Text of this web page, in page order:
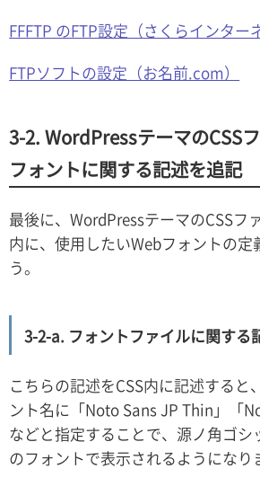
FFFTP のFTP設定（さくらインター
FTPソフトの設定（お名前.com）
3-2. WordPressテーマのCSS
フォントに関する記述を追記
最後に、WordPressテーマのCSSフ
内に、使用したいWebフォントの定
う。
3-2-a. フォントファイルに関する
こちらの記述をCSS内に記述すると、
ント名に「Noto Sans JP Thin」「
などと指定することで、源ノ角ゴシ
のフォントで表示されるようになり